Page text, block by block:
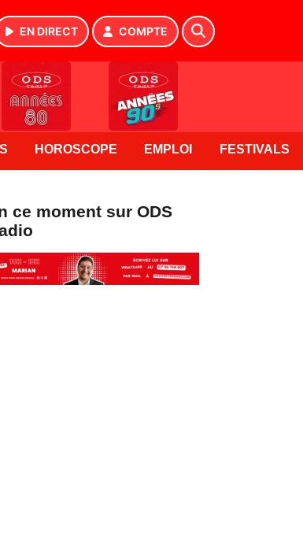
EN DIRECT COMPTE
HOROSCOPE EMPLOI FESTIVALS
ce moment sur ODS